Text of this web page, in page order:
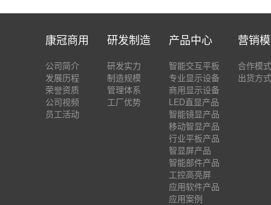
康冠商用
公司简介
发展历程
荣誉资质
公司视频
员工活动
研发制造
研发实力
制造规模
管理体系
工厂优势
产品中心
智能交互平板
专业显示设备
商用显示设备
LED直显产品
智能镜显产品
移动智显产品
行业平板产品
智显屏产品
智能部件产品
工控高亮屏
应用软件产品
应用案例
营销
合作模式
出货方式